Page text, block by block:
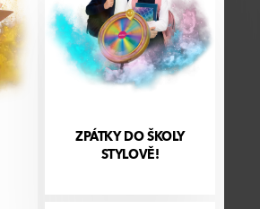
ZPÁTKY DO ŠKOLY
STYLOVĚ!